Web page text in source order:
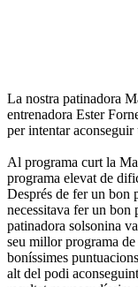
La nostra patinadora
entrenadora Ester
per intentar
Al programa curt la
programa elevat de
Després de fer un bon
necessitava fer un bon
patinadora solsonina
seu millor programa
boníssimes
alt del podi